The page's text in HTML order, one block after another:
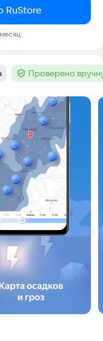
RuStore
Тег :Проверено